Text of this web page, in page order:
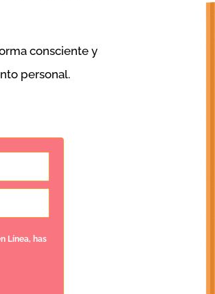
consciente y
personal.
Línea, has